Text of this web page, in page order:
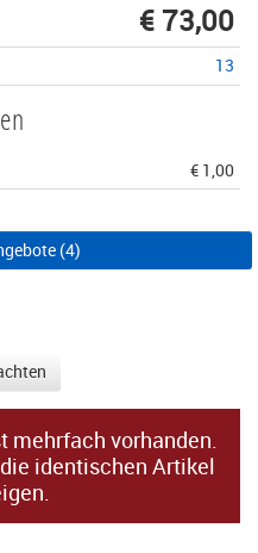
€ 73,00
13
€ 1,00
(4)
mehrfach vorhanden.
identischen Artikel